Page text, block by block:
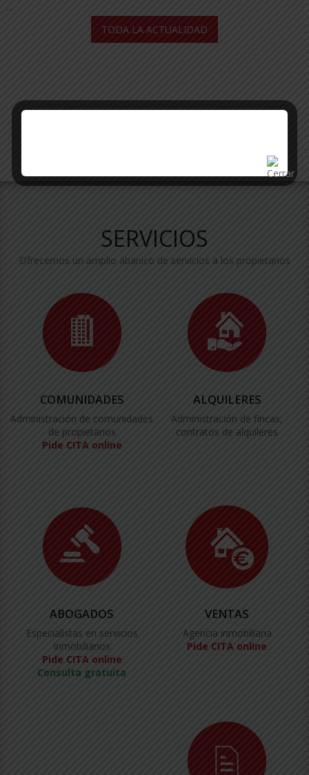
...
TODA LA ACTUALIDAD
SERVICIOS
Ofrecemos un amplio abanico de servicios a los propietarios
COMUNIDADES
Administración de comunidades
de propietarios
Pide CITA online
ALQUILERES
Administración de fincas,
contratos de alquileres
ABOGADOS
Especialistas en servicios
inmobiliarios
Pide CITA online
Consulta gratuita
VENTAS
Agencia inmobiliaria
Pide CITA online